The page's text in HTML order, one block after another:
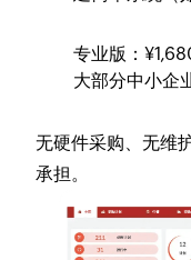
专业版 ：
大部分中小企
无硬件采购、无维
承担。